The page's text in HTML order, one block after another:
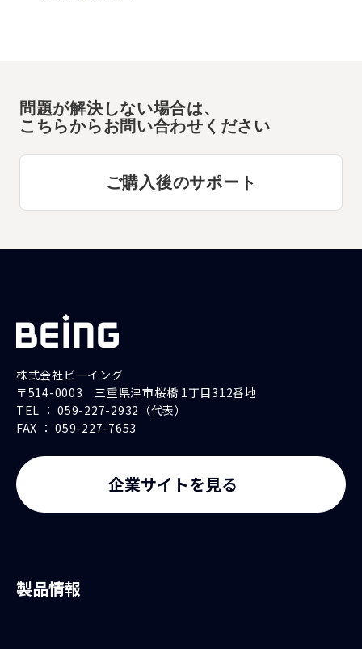
問題が解決しない場合は、
こちらからお問い合わせください
ご購入後のサポート
製品情報
株式会社ビーイング
〒514-0003 三重県津市桜橋 1丁目312番地
TEL ： 059-227-2932（代表）
FAX ： 059-227-7653
企業サイトを見る